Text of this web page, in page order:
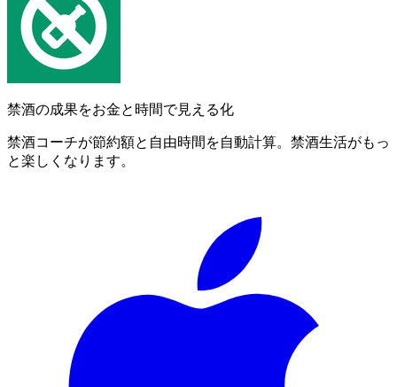
禁酒の成果をお金と時間で見える化
禁酒コーチが節約額と自由時間を自動計算。禁酒生活がもっ
と楽しくなります。